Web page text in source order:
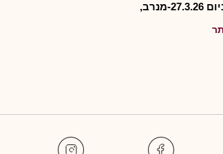
מנרק - פתיחת מסחר ביום 27.3.26-מנרב,